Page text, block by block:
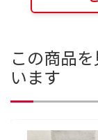
この商品
います